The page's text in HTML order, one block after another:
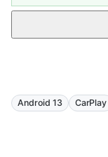
Android 13 CarPlay